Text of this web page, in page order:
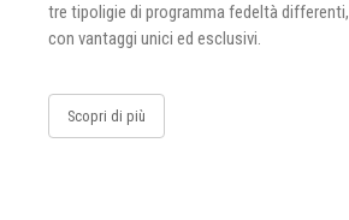
tre tipoligie di programma fedeltà differenti,
con vantaggi unici ed esclusivi.
Scopri di più